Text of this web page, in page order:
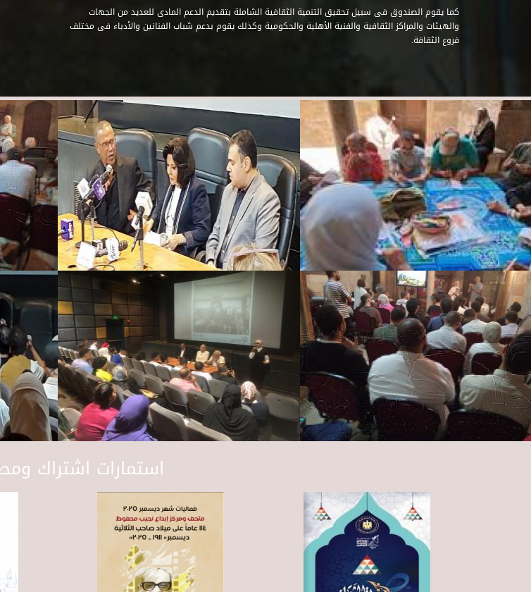
كما يقوم الصندوق فى سبيل تحقيق التنمية الثقافية الشاملة بتقديم الدعم المادى للعديد من الجهات
والهيئات والمراكز الثقافية والفنية الأهلية والحكومية وكذلك يقوم بدعم شباب الفنانين والأدباء فى مختلف
فروع الثقافة.
استمارات اشتراك